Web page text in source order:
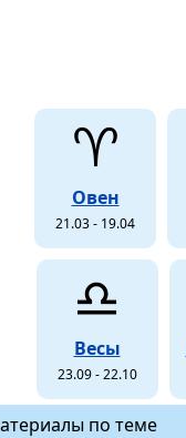
♈
Овен
21.03 - 19.04
♎
Весы
23.09 - 22.10
по теме